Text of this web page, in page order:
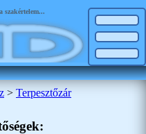
szakértelem...
> Terpesztőzár